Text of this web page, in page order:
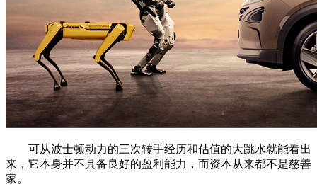
可从波士顿动力的三次转手经历和估值的大跳水就能看出
来，它本身并不具备良好的盈利能力，而资本从来都不是慈善
家。